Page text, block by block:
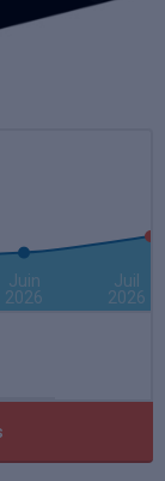
Juin
2026
Juil
2026